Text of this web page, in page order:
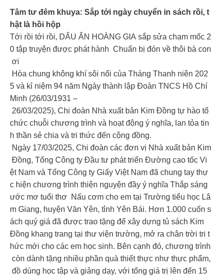
Tâm tư đêm khuya: Sắp tới ngày chuyển in sách rồi, t
hật là hồi hộp
Tới rồi tới rồi, DẤU ẤN HOÀNG GIA sắp sửa chạm mốc 2
0 tập truyện được phát hành Chuẩn bị đón về thôi bà con
ơi
Hòa chung không khí sôi nổi của Tháng Thanh niên 202
5 và kỉ niệm 94 năm Ngày thành lập Đoàn TNCS Hồ Chí
Minh (26/03/1931 –
26/03/2025), Chi đoàn Nhà xuất bản Kim Đồng tự hào tổ
chức chuỗi chương trình và hoạt động ý nghĩa, lan tỏa tin
h thần sẻ chia và tri thức đến cộng đồng.
Ngày 17/03/2025, Chi đoàn các đơn vị Nhà xuất bản Kim
Đồng, Tổng Công ty Đầu tư phát triển Đường cao tốc Vi
ệt Nam và Tổng Công ty Giấy Việt Nam đã chung tay thự
c hiện chương trình thiện nguyện đầy ý nghĩa Thắp sáng
ước mơ tuổi thơ Nấu cơm cho em tại Trường tiểu học Lâ
m Giang, huyện Văn Yên, tỉnh Yên Bái. Hơn 1.000 cuốn s
ách quý giá đã được trao tặng để xây dựng tủ sách Kim
Đồng khang trang tại thư viện trường, mở ra chân trời tri t
hức mới cho các em học sinh. Bên cạnh đó, chương trình
còn dành tặng nhiều phần quà thiết thực như thực phẩm,
đồ dùng học tập và giảng dạy, với tổng giá trị lên đến 15